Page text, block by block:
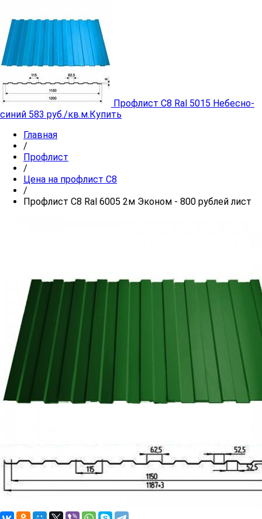
Профлист C8 Ral 5015 Небесно-
синий 583 руб./кв.м.Купить
Главная
/
Профлист
/
Цена на профлист С8
/
Профлист C8 Ral 6005 2м Эконом - 800 рублей лист